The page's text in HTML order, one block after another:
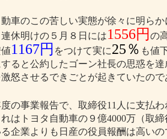
車のこの苦しい実態が徐々に明ら
休明けの５月８日には1556円 の
1167円 をつけて実に25％ も値
ると公約したゴーン社長の思惑を
怒させるできごとが起きていたの
の事業報告で、取締役11人に支払
はトヨタ自動車の９億4000万（取
る企業よりも日産の役員報酬は高い